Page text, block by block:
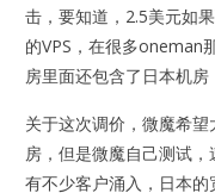
击，要知道，2.5美元如
的VPS，在很多oneman
房里面还包含了日本机房
关于这次调价，微魔希
房，但是微魔自己测试
有不少客户涌入，日本